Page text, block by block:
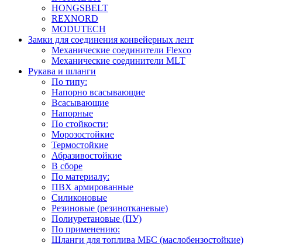
HONGSBELT
REXNORD
MODUTECH
Замки для соединения конвейерных лент
Механические соединители Flexco
Механические соединители MLT
Рукава и шланги
По типу:
Напорно всасывающие
Всасывающие
Напорные
По стойкости:
Морозостойкие
Термостойкие
Абразивостойкие
В сборе
По материалу:
ПВХ армированные
Силиконовые
Резиновые (резинотканевые)
Полиуретановые (ПУ)
По применению:
Шланги для топлива МБС (маслобензостойкие)